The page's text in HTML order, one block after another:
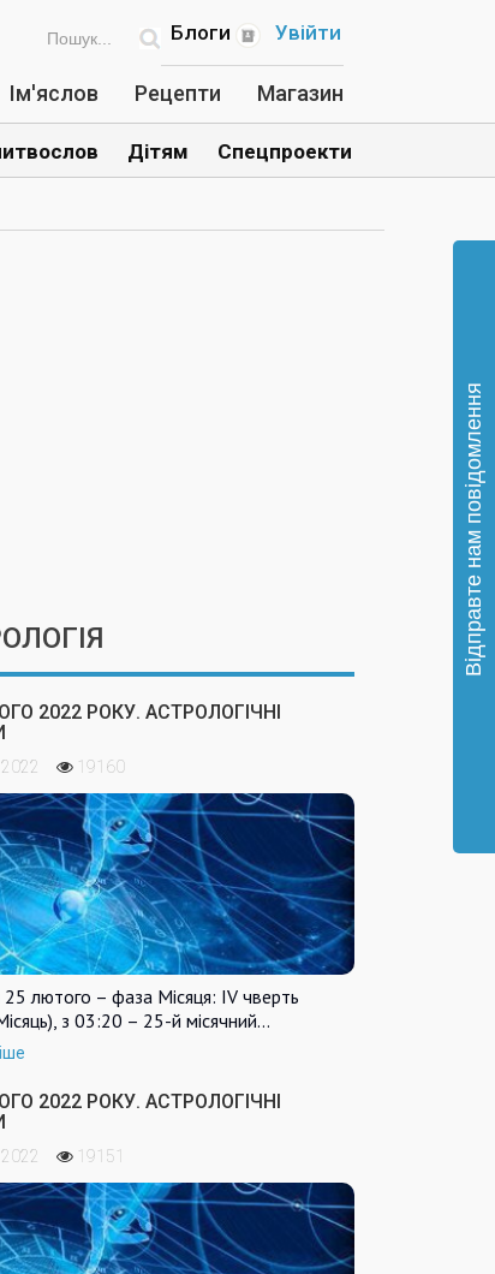
Увійти
Блоги
Ім'яслов Рецепти Магазин
Дітям Спецпроекти
2022 РОКУ. АСТРОЛОГІЧНІ
19160
25 лютого – фаза Місяця: IV чверть
з 03:20 – 25-й місячний…
2022 РОКУ. АСТРОЛОГІЧНІ
19151
Відправте нам повідомлення